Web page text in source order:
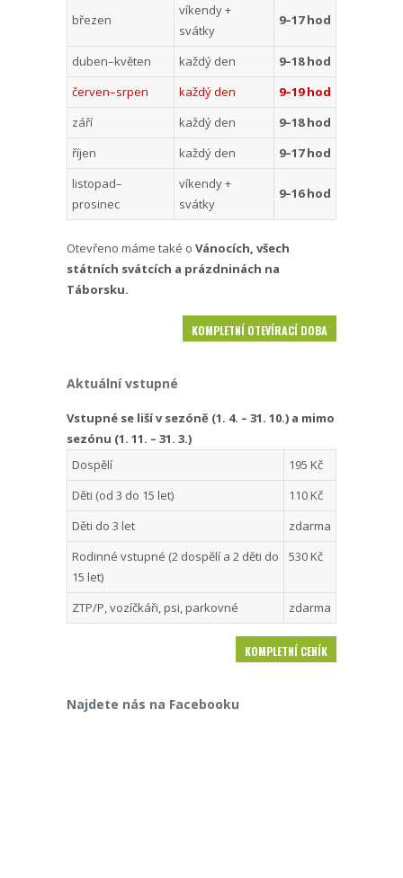
březen
víkendy +
svátky
9–17 hod
duben–květen každý den
9–18 hod
červen–srpen
každý den
9–19 hod
září
každý den
9–18 hod
říjen
každý den
9–17 hod
listopad–
prosinec
víkendy +
svátky
9–16 hod
Otevřeno máme také o Vánocích, všech
státních svátcích a prázdninách na
Táborsku.
KOMPLETNÍ OTEVÍRACÍ DOBA
Aktuální vstupné
Vstupné se liší v sezóně (1. 4. – 31. 10.) a mimo
sezónu (1. 11. – 31. 3.)
Dospělí
195 Kč
Děti (od 3 do 15 let)
110 Kč
Děti do 3 let
zdarma
Rodinné vstupné (2 dospělí a 2 děti do
15 let)
530 Kč
ZTP/P, vozíčkáři, psi, parkovné zdarma
KOMPLETNÍ CENÍK
Najdete nás na Facebooku